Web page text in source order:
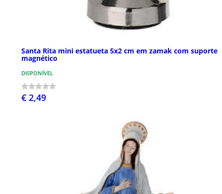
Santa Rita mini estatueta 5x2 cm em zamak com suporte
magnético
DISPONÍVEL
€ 2,49